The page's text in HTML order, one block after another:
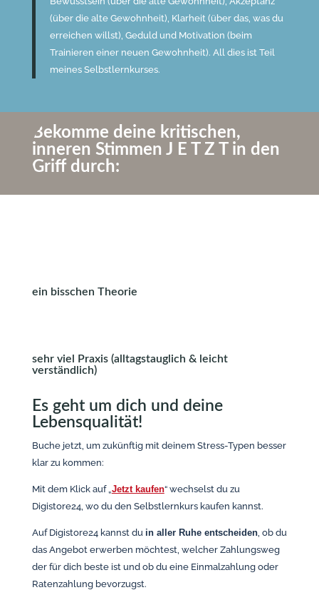
(über die alte Gewohnheit), Klarheit (über das, was du
erreichen willst), Geduld und Motivation (beim
Trainieren einer neuen Gewohnheit). All dies ist Teil
meines Selbstlernkurses.
Bekomme deine kritischen,
inneren Stimmen J E T Z T in den
Griff durch:
ein bisschen Theorie
sehr viel Praxis (alltagstauglich & leicht
verständlich)
Es geht um dich und deine
Lebensqualität!
Buche jetzt, um zukünftig mit deinem Stress-Typen besser
klar zu kommen:
Mit dem Klick auf „ Jetzt kaufen“ wechselst du zu
Digistore24, wo du den Selbstlernkurs kaufen kannst.
Auf Digistore24 kannst du in aller Ruhe entscheiden, ob du
das Angebot erwerben möchtest, welcher Zahlungsweg
der für dich beste ist und ob du eine Einmalzahlung oder
Ratenzahlung bevorzugst.